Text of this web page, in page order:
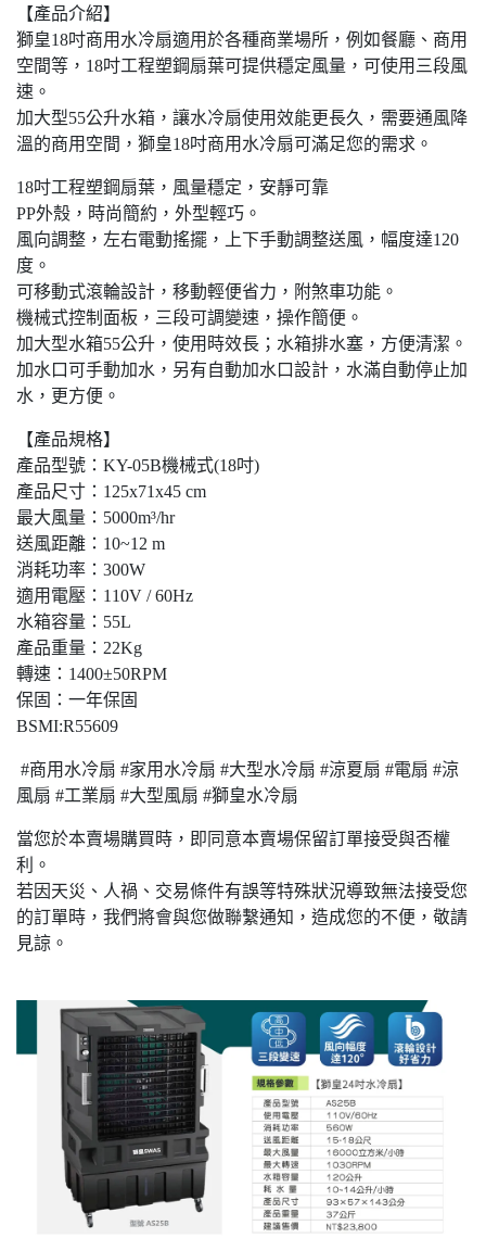
【產品介紹】
獅皇18吋商用水冷扇適用於各種商業場所，例如餐廳、商用
空間等，18吋工程塑鋼扇葉可提供穩定風量，可使用三段風
速。
加大型55公升水箱，讓水冷扇使用效能更長久，需要通風降
溫的商用空間，獅皇18吋商用水冷扇可滿足您的需求。
18吋工程塑鋼扇葉，風量穩定，安靜可靠
PP外殼，時尚簡約，外型輕巧。
風向調整，左右電動搖擺，上下手動調整送風，幅度達120
度。
可移動式滾輪設計，移動輕便省力，附煞車功能。
機械式控制面板，三段可調變速，操作簡便。
加大型水箱55公升，使用時效長；水箱排水塞，方便清潔。
加水口可手動加水，另有自動加水口設計，水滿自動停止加
水，更方便。
【產品規格】
產品型號：KY-05B機械式(18吋)
產品尺寸：125x71x45 cm
最大風量：5000m³/hr
送風距離：10~12 m
消耗功率：300W
適用電壓：110V / 60Hz
水箱容量：55L
產品重量：22Kg
轉速：1400±50RPM
保固：一年保固
BSMI:R55609
#商用水冷扇 #家用水冷扇 #大型水冷扇 #涼夏扇 #電扇 #涼
風扇 #工業扇 #大型風扇 #獅皇水冷扇
當您於本賣場購買時，即同意本賣場保留訂單接受與否權
利。
若因天災、人禍、交易條件有誤等特殊狀況導致無法接受您
的訂單時，我們將會與您做聯繫通知，造成您的不便，敬請
見諒。